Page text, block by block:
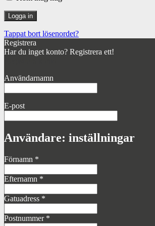
Tappat bort lösenordet?
Registrera
Har du inget konto? Registrera ett!
Användarnamn
E-post
Användare: inställningar
Förnamn *
Efternamn *
Gatuadress *
Postnummer *